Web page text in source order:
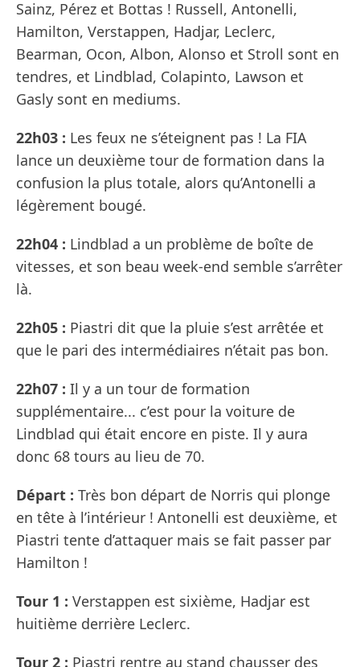
Sainz, Pérez et Bottas ! Russell, Antonelli,
Hamilton, Verstappen, Hadjar, Leclerc,
Bearman, Ocon, Albon, Alonso et Stroll sont en
tendres, et Lindblad, Colapinto, Lawson et
Gasly sont en mediums.
22h03 : Les feux ne s’éteignent pas ! La FIA
lance un deuxième tour de formation dans la
confusion la plus totale, alors qu’Antonelli a
légèrement bougé.
22h04 : Lindblad a un problème de boîte de
vitesses, et son beau week-end semble s’arrêter
là.
22h05 : Piastri dit que la pluie s’est arrêtée et
que le pari des intermédiaires n’était pas bon.
22h07 : Il y a un tour de formation
supplémentaire... c’est pour la voiture de
Lindblad qui était encore en piste. Il y aura
donc 68 tours au lieu de 70.
Départ : Très bon départ de Norris qui plonge
en tête à l’intérieur ! Antonelli est deuxième, et
Piastri tente d’attaquer mais se fait passer par
Hamilton !
Tour 1 : Verstappen est sixième, Hadjar est
huitième derrière Leclerc.
Tour 2 : Piastri rentre au stand chausser des